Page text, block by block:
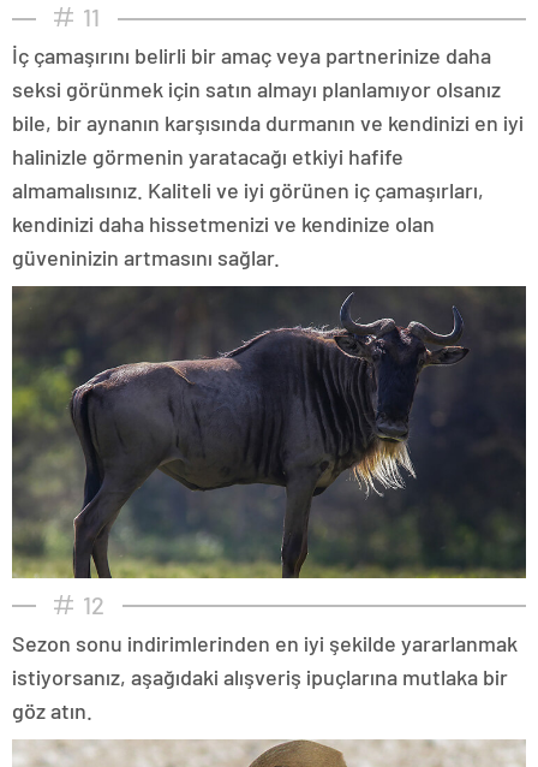
11
İç çamaşırını belirli bir amaç veya partnerinize daha
seksi görünmek için satın almayı planlamıyor olsanız
bile, bir aynanın karşısında durmanın ve kendinizi en iyi
halinizle görmenin yaratacağı etkiyi hafife
almamalısınız. Kaliteli ve iyi görünen iç çamaşırları,
kendinizi daha hissetmenizi ve kendinize olan
güveninizin artmasını sağlar.
12
Sezon sonu indirimlerinden en iyi şekilde yararlanmak
istiyorsanız, aşağıdaki alışveriş ipuçlarına mutlaka bir
göz atın.